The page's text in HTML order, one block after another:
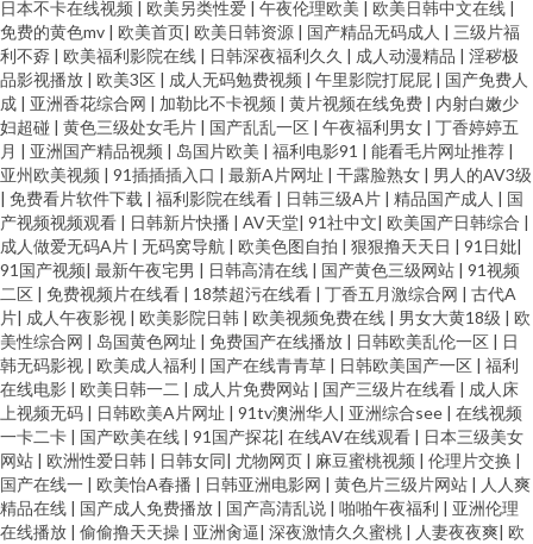
日本不卡在线视频 | 欧美另类性爱 | 午夜伦理欧美 | 欧美日韩中文在线 |
免费的黄色mv | 欧美首页| 欧美日韩资源 | 国产精品无码成人 | 三级片福
利不孬 | 欧美福利影院在线 | 日韩深夜福利久久 | 成人动漫精品 | 淫秽极
品影视播放 | 欧美3区 | 成人无码勉费视频 | 午里影院打屁屁 | 国产免费人
成 | 亚洲香花综合网 | 加勒比不卡视频 | 黄片视频在线免费 | 内射白嫩少
妇超碰 | 黄色三级处女毛片 | 国产乱乱一区 | 午夜福利男女 | 丁香婷婷五
月 | 亚洲国产精品视频 | 岛国片欧美 | 福利电影91 | 能看毛片网址推荐 |
亚州欧美视频 | 91插插插入口 | 最新A片网址 | 干露脸熟女 | 男人的AV3级
| 免费看片软件下载 | 福利影院在线看 | 日韩三级A片 | 精品国产成人 | 国
产视频视频观看 | 日韩新片快播 | AV天堂| 91社中文| 欧美国产日韩综合 |
成人做爱无码A片 | 无码窝导航 | 欧美色图自拍 | 狠狠撸天天日 | 91日妣|
91国产视频| 最新午夜宅男 | 日韩高清在线 | 国产黄色三级网站 | 91视频
二区 | 免费视频片在线看 | 18禁超污在线看 | 丁香五月激综合网 | 古代A
片| 成人午夜影视 | 欧美影院日韩 | 欧美视频免费在线 | 男女大黄18级 | 欧
美性综合网 | 岛国黄色网址 | 免费国产在线播放 | 日韩欧美乱伦一区 | 日
韩无码影视 | 欧美成人福利 | 国产在线青青草 | 日韩欧美国产一区 | 福利
在线电影 | 欧美日韩一二 | 成人片免费网站 | 国产三级片在线看 | 成人床
上视频无码 | 日韩欧美A片网址 | 91tv澳洲华人 | 亚洲综合see | 在线视频
一卡二卡 | 国产欧美在线 | 91国产探花| 在线AV在线观看 | 日本三级美女
网站 | 欧洲性爱日韩 | 日韩女同| 尤物网页 | 麻豆蜜桃视频 | 伦理片交换 |
国产在线一 | 欧美怡A春播 | 日韩亚洲电影网 | 黄色片三级片网站 | 人人爽
精品在线 | 国产成人免费播放 | 国产高清乱说 | 啪啪午夜福利 | 亚洲伦理
在线播放 | 偷偷撸天天操 | 亚洲肏逼| 深夜激情久久蜜桃 | 人妻夜夜爽| 欧